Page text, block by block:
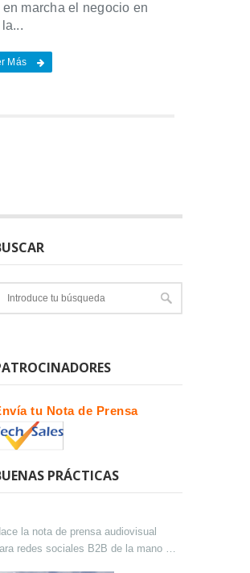
en marcha el negocio en
Más
tu Nota de Prensa
PRÁCTICAS
la nota de prensa audiovisual
redes sociales B2B de la mano de